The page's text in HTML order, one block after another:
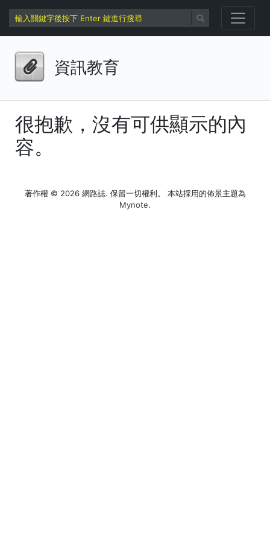
資訊教育
很抱歉，沒有可供顯示的內
容。
著作權 © 2026 網路誌. 保留一切權利。 本站採用的佈景主題為
Mynote.